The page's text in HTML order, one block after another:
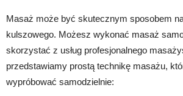
Masaż może być skutecznym sposobem
kulszowego. Możesz wykonać masaż
skorzystać z usług profesjonalnego
przedstawiamy prostą technikę masażu,
wypróbować samodzielnie: